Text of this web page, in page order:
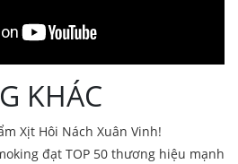
KHÁC
Xịt Hôi Nách Xuân Vinh!
đạt TOP 50 thương hiệu mạnh